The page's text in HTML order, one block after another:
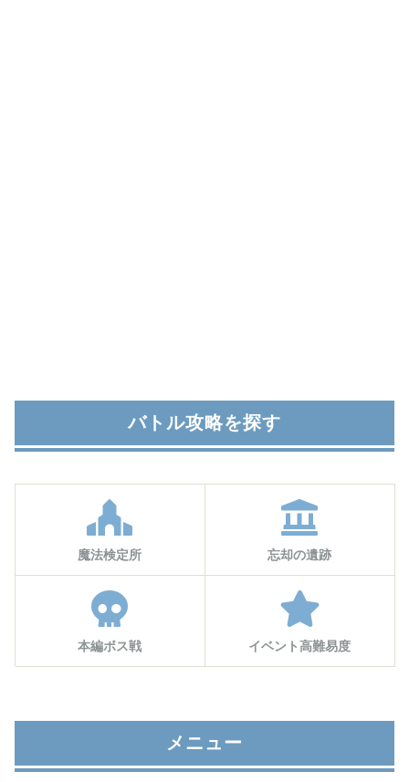
バトル攻略を探す
魔法検定所 忘却の遺跡
本編ボス戦 イベント高難易度
メニュー